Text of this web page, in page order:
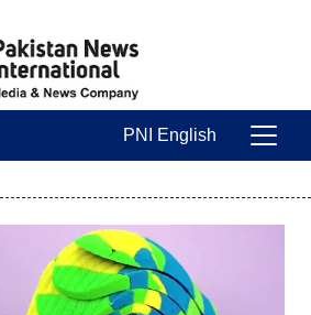
Main Navigation
PNI English
'اسلحے